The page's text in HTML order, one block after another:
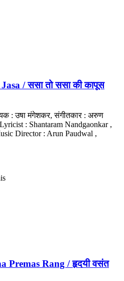
/ ससा तो ससा की कापूस
: उषा मंगेशकर, संगीतकार : अरुण
: Shantaram Nandgaonkar ,
Director : Arun Paudwal ,
Premas Rang / हृदयी वसंत